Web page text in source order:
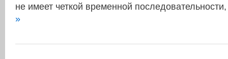
не имеет четкой временной
»